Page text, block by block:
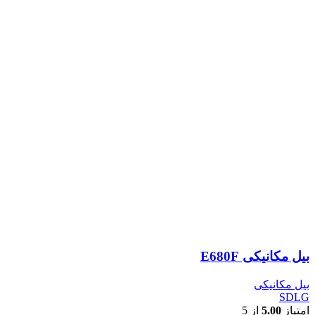
بیل مکانیکی E680F
بیل مکانیکی
SDLG
امتیاز 5.00 از 5